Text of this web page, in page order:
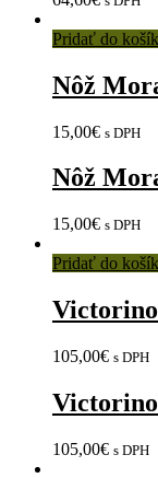
Pridať do
Nôž
15,00€ s DPH
Nôž
15,00€ s DPH
Pridať do
105,00€ s DPH
105,00€ s DPH